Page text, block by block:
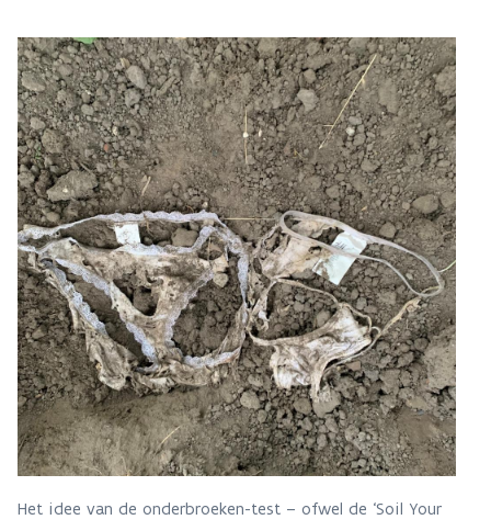
Het idee van de onderbroeken-test – ofwel de ‘Soil Your